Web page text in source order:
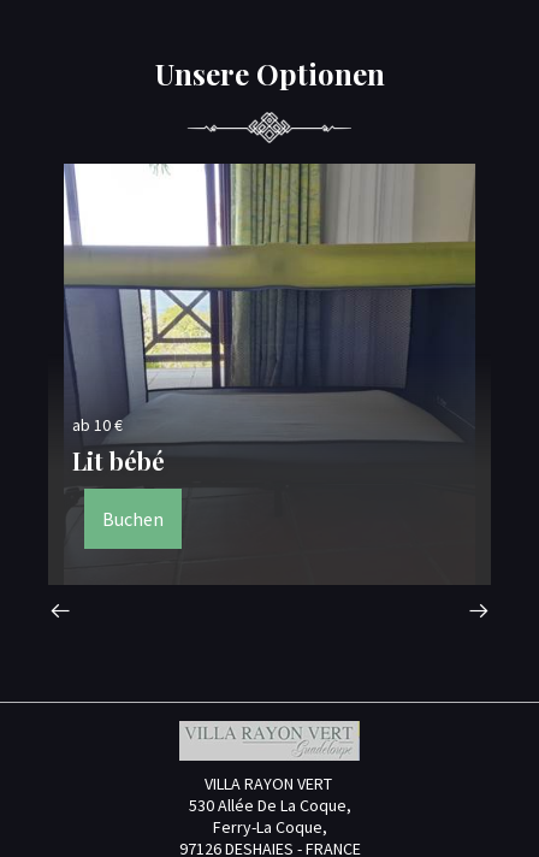
Unsere Optionen
ab 10 €
Lit bébé
Buchen
VILLA RAYON VERT
530 Allée De La Coque,
Ferry-La Coque,
97126 DESHAIES - FRANCE